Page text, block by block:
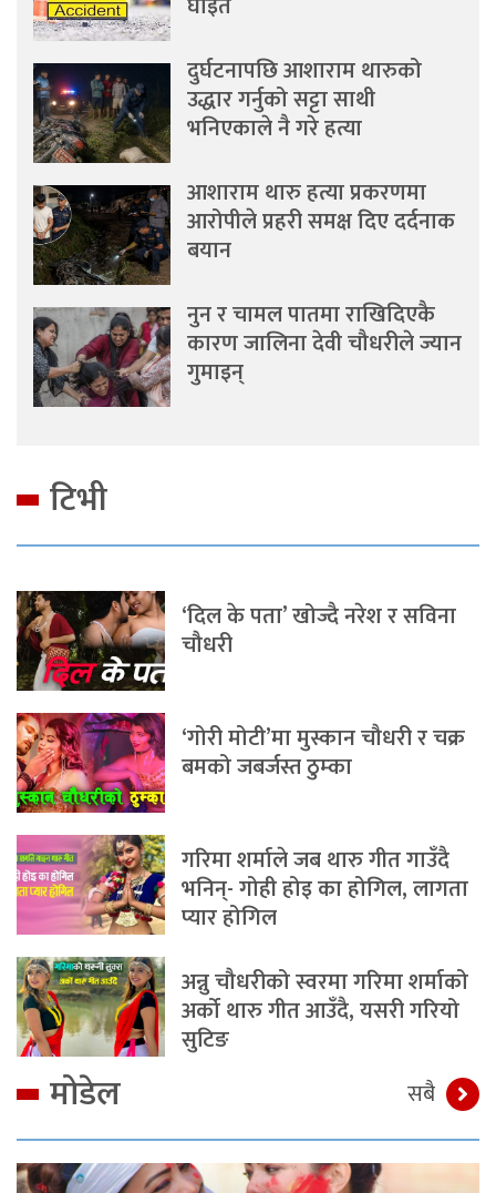
दुर्घटनापछि आशाराम थारुको
उद्धार गर्नुको सट्टा साथी
भनिएकाले नै गरे हत्या
आशाराम थारु हत्या प्रकरणमा
आरोपीले प्रहरी समक्ष दिए दर्दनाक
बयान
नुन र चामल पातमा राखिदिएकै
कारण जालिना देवी चौधरीले ज्यान
गुमाइन्
टिभी
‘दिल के पता’ खोज्दै नरेश र सविना
चौधरी
‘गोरी मोटी’मा मुस्कान चौधरी र चक्र
बमको जबर्जस्त ठुम्का
गरिमा शर्माले जब थारु गीत गाउँदै
भनिन्- गोही होइ का होगिल, लागता
प्यार होगिल
अन्नु चौधरीको स्वरमा गरिमा शर्माको
अर्को थारु गीत आउँदै, यसरी गरियो
सुटिङ
मोडेल सबै